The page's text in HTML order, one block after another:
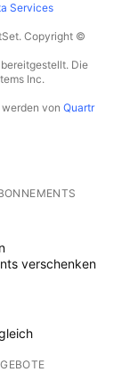
Services
Copyright ©
Die
Inc.
von Quartr
verschenken